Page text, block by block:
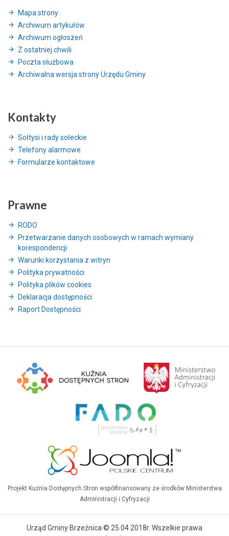
Mapa strony
Archiwum artykułów
Archiwum ogłoszeń
Z ostatniej chwili
Poczta służbowa
Archiwalna wersja strony Urzędu Gminy
Kontakty
Sołtysi i rady sołeckie
Telefony alarmowe
Formularze kontaktowe
Prawne
RODO
Przetwarzanie danych osobowych w ramach wymiany
korespondencji
Warunki korzystania z witryn
Polityka prywatności
Polityka plików cookies
Deklaracja dostępności
Raport Dostępności
Projekt Kuźnia Dostępnych Stron współfinansowany ze środków Ministerstwa
Administracji i Cyfryzacji
Urząd Gminy Brzeźnica © 25.04.2018r. Wszelkie prawa